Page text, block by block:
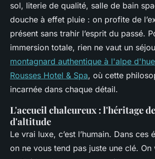
sol, literie de qualité, salle de bain
douche à effet pluie : on profite de
présent sans trahir l’esprit du passé.
immersion totale, rien ne vaut un
montagnard authentique à l'alpe
Rousses Hotel & Spa, où cette
incarnée dans chaque détail.
L'accueil chaleureux : l'héritage
d'altitude
Le vrai luxe, c’est l’humain. Dans ces
on ne vous tend pas juste une clé.